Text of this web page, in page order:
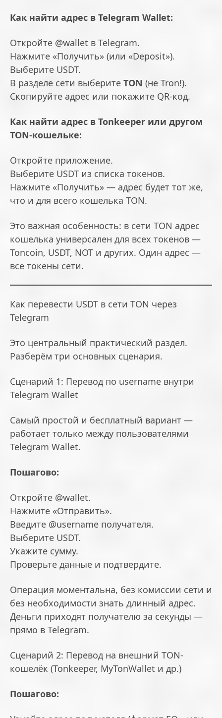
Как найти адрес в Telegram Wallet:
Откройте @wallet в Telegram.
Нажмите «Получить» (или «Deposit»).
Выберите USDT.
В разделе сети выберите TON (не Tron!).
Скопируйте адрес или покажите QR-код.
Как найти адрес в Tonkeeper или другом
TON-кошельке:
Откройте приложение.
Выберите USDT из списка токенов.
Нажмите «Получить» — адрес будет тот же,
что и для всего кошелька TON.
Это важная особенность: в сети TON адрес
кошелька универсален для всех токенов —
Toncoin, USDT, NOT и других. Один адрес —
все токены сети.
Как перевести USDT в сети TON через
Telegram
Это центральный практический раздел.
Разберём три основных сценария.
Сценарий 1: Перевод по username внутри
Telegram Wallet
Самый простой и бесплатный вариант —
работает только между пользователями
Telegram Wallet.
Пошагово:
Откройте @wallet.
Нажмите «Отправить».
Введите @username получателя.
Выберите USDT.
Укажите сумму.
Проверьте данные и подтвердите.
Операция моментальна, без комиссии сети и
без необходимости знать длинный адрес.
Деньги приходят получателю за секунды —
прямо в Telegram.
Сценарий 2: Перевод на внешний TON-
кошелёк (Tonkeeper, MyTonWallet и др.)
Пошагово: